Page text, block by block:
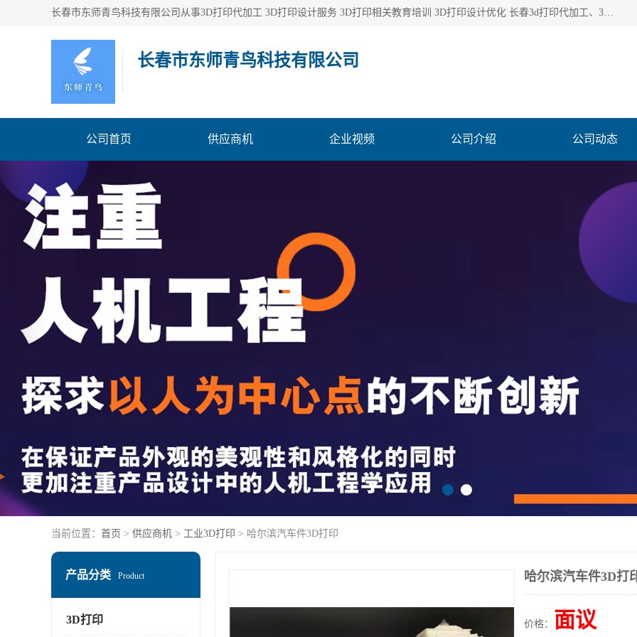
长春市东师青鸟科技有限公司从事3D打印代加工 3D打印设计服务 3D打印相关教育培训 3D打印设计优化 长春3d打印代加工、3D打印代加工及设计服务、3D打印相关教育培训、专利代理及优化、3D打印上下游技术服务，深耕工业设计、机械设计、3D打印多年年，拥有多项技术，辅助数十位客户完成自己的发明及实用新型专利。
长春市东师青鸟科技有限公司
公司首页 供应商机 企业视频 公司介绍 公司动态
当前位置： 首页 > 供应商机 > 工业3D打印 > 哈尔滨汽车件3D打印
产品分类 Product
3D打印
哈尔滨汽车件3D打
价格： 面议